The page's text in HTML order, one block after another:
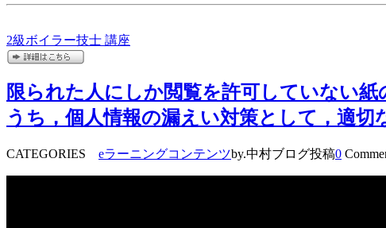
2級ボイラー技士 講座
限られた人にしか閲覧を許可していない
うち，個人情報の漏えい対策として，適
CATEGORIES eラーニングコンテンツby.中村ブログ投稿0